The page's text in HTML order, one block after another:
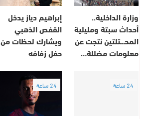
وزارة الداخلية..
أحداث سبتة ومليلية
المحـ.ـتلتين نتجت عن
معلومات مضللة…
إبراهيم دياز يدخل
القفص الذهبي
ويشارك لحظات من
حفل زفافه
24 ساعة 24 ساعة